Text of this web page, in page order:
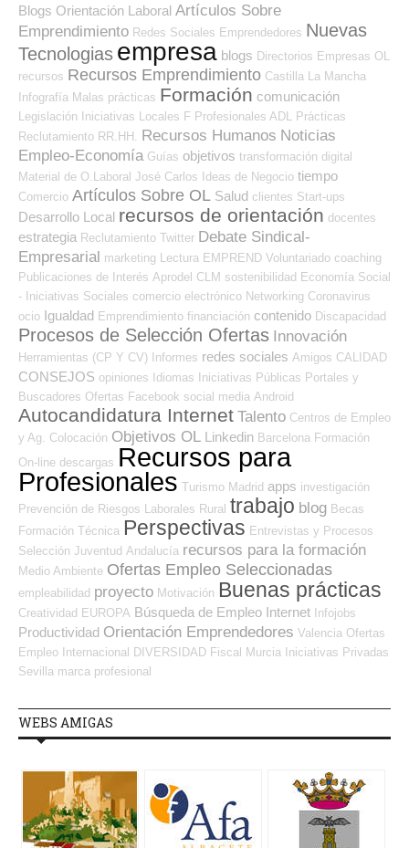
Blogs Orientación Laboral Artículos Sobre
Emprendimiento Redes Sociales Emprendedores Nuevas
Tecnologias empresa blogs Directorios Empresas OL
recursos Recursos Emprendimiento Castilla La Mancha
Infografía Malas prácticas Formación comunicación
Legislación Iniciativas Locales F Profesionales ADL
Prácticas
Reclutamiento RR.HH.
Recursos Humanos Noticias
Empleo-Economía Guías objetivos transformación digital
Material de O.Laboral José Carlos Ideas de Negocio tiempo
Comercio Artículos Sobre OL Salud clientes Start-ups
Desarrollo Local recursos de orientación docentes
estrategia Reclutamiento Twitter Debate Sindical-
Empresarial marketing Lectura EMPREND Voluntariado coaching
Publicaciones de Interés Aprodel CLM sostenibilidad Economía Social
- Iniciativas Sociales comercio electrónico Networking Coronavirus
ocio Igualdad Emprendimiento financiación contenido Discapacidad
Procesos de Selección Ofertas Innovación
Herramientas (CP Y CV) Informes redes sociales Amigos CALIDAD
CONSEJOS opiniones Idiomas Iniciativas Públicas Portales y
Buscadores Ofertas Facebook social media Android
Autocandidatura Internet Talento Centros de Empleo
y Ag. Colocación Objetivos OL Linkedin Barcelona Formación
On-line descargas Recursos para
Profesionales Turismo Madrid apps investigación
Prevención de Riesgos Laborales Rural trabajo blog Becas
Formación Técnica Perspectivas Entrevistas y Procesos
Selección Juventud Andalucía recursos para la formación
Medio Ambiente Ofertas Empleo Seleccionadas
empleabilidad proyecto Motivación Buenas prácticas
Creatividad EUROPA Búsqueda de Empleo Internet Infojobs
Productividad Orientación Emprendedores Valencia Ofertas
Empleo Internacional DIVERSIDAD Fiscal Murcia Iniciativas Privadas
Sevilla marca profesional
WEBS AMIGAS